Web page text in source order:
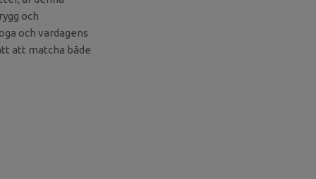
och
och vardagens
att matcha både